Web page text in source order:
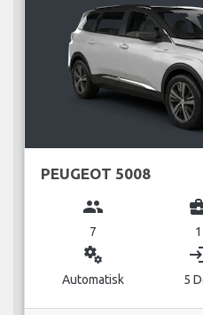
PEUGEOT 5008
group
7 1
miscellaneous_services
Automatisk 5